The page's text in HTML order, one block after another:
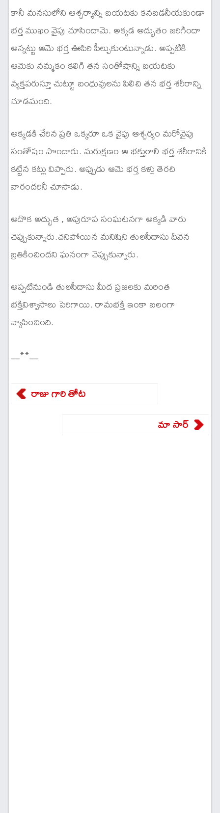
కానీ మనసులోని ఆశ్చర్యాన్ని బయటకు కనబడనీయకుండా
భర్త ముఖం వైపు చూసిందామె. అక్కడ అద్భుతం జరిగిందా
అన్నట్టు ఆమె భర్త ఊపిరి పీల్చుకుంటున్నాడు. అప్పటికి
ఆమెకు నమ్మకం కలిగి తన సంతోషాన్ని బయటకు
వ్యక్తపరుస్తూ చుట్టూ బంధువులను పిలిచి తన భర్త శరీరాన్ని
చూడమంది.
అక్కడకి చేరిన ప్రతి ఒక్కరూ ఒక వైపు ఆశ్చర్యం మరోవైపు
సంతోషం పొందారు. మరుక్షణం ఆ భక్తురాలి భర్త శరీరానికి
కట్టిన కట్లు విప్పారు. అప్పుడు ఆమె భర్త కళ్లు తెరచి
వారందరినీ చూసాడు.
అదొక అద్భుత , అపురూప సంఘటనగా అక్కడి వారు
చెప్పుకున్నారు.చనిపోయిన మనిషిని తులసీదాసు దీవెన
బ్రతికించిందని ఘనంగా చెప్పుకున్నారు.
అప్పటినుండి తులసీదాసు మీద ప్రజలకు మరింత
భక్తివిశ్వాసాలు పెరిగాయి. రామభక్తి ఇంకా బలంగా
వ్యాపించింది.
__**__
రాజు గారి తోట
మా సార్